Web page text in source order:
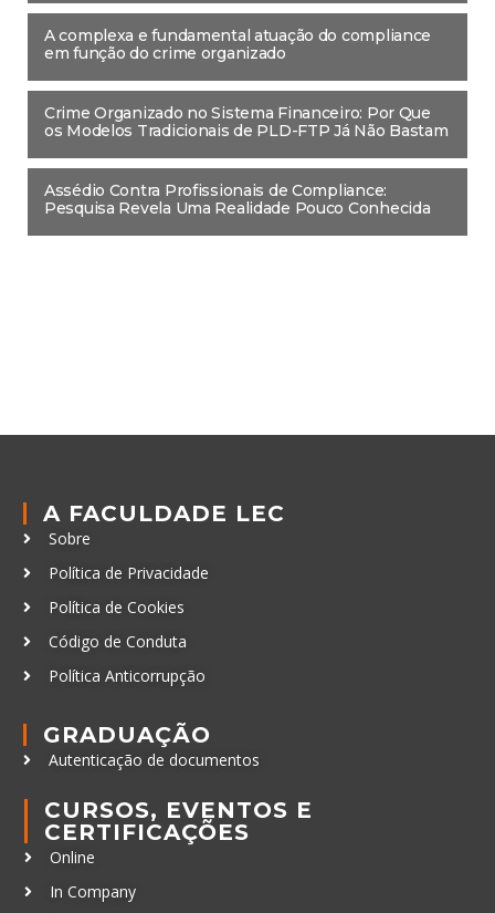
A complexa e fundamental atuação do compliance
em função do crime organizado
Crime Organizado no Sistema Financeiro: Por Que
os Modelos Tradicionais de PLD-FTP Já Não Bastam
Assédio Contra Profissionais de Compliance:
Pesquisa Revela Uma Realidade Pouco Conhecida
A FACULDADE LEC
Sobre
Política de Privacidade
Política de Cookies
Código de Conduta
Política Anticorrupção
GRADUAÇÃO
Autenticação de documentos
CURSOS, EVENTOS E
CERTIFICAÇÕES
Online
In Company